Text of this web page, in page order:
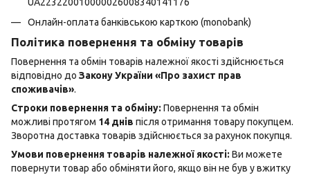
UA223220010000026008340141176
Онлайн-оплата банківською карткою (monobank)
Політика повернення та обміну товарів
Повернення та обмін товарів належної якості здійснюється
відповідно до Закону України «Про захист прав
споживачів».
Строки повернення та обміну: Повернення та обмін
можливі протягом 14 днів після отримання товару покупцем.
Зворотна доставка товарів здійснюється за рахунок покупця.
Умови повернення товарів належної якості: Ви можете
повернути товар або обміняти його, якщо він не був у вжитку